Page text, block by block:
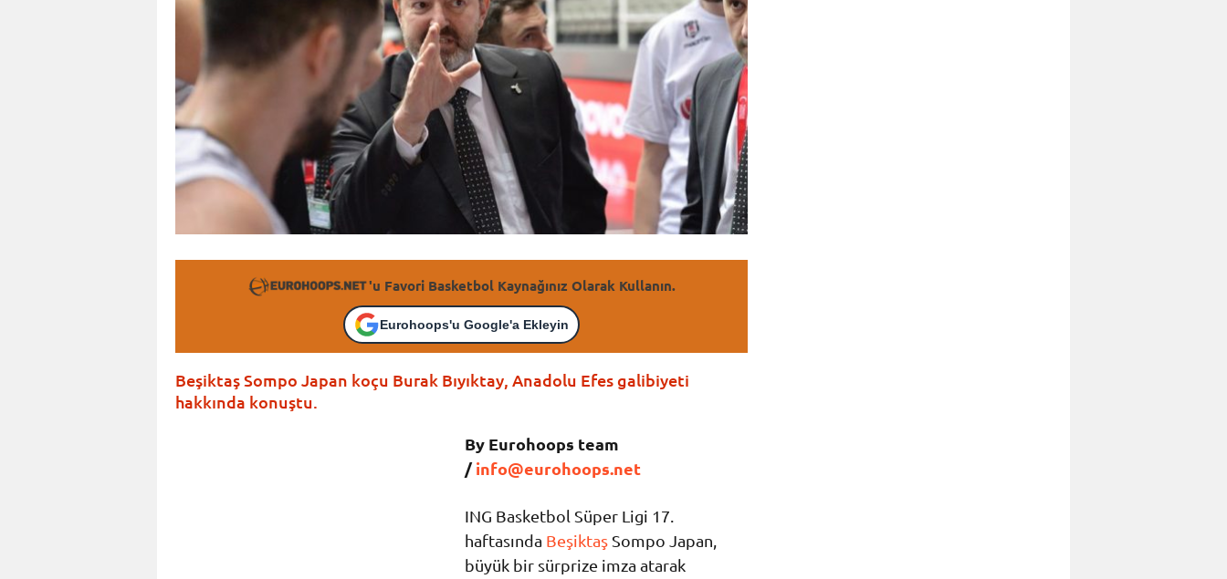
'u Favori Basketbol Kaynağınız Olarak Kullanın.
Eurohoops'u Google'a Ekleyin
Beşiktaş Sompo Japan koçu Burak Bıyıktay, Anadolu Efes galibiyeti
hakkında konuştu.
By Eurohoops team
/info@eurohoops.net
ING Basketbol Süper Ligi 17.
haftasında BeşiktaşSompo Japan,
büyük bir sürprize imza atarak